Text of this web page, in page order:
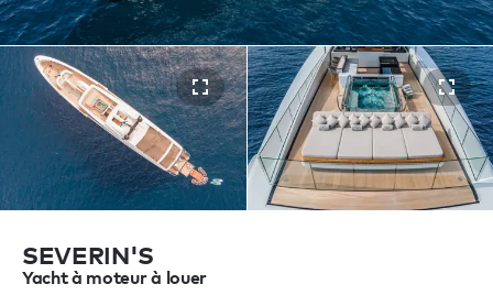
SEVERIN'S
Yacht à moteur à louer